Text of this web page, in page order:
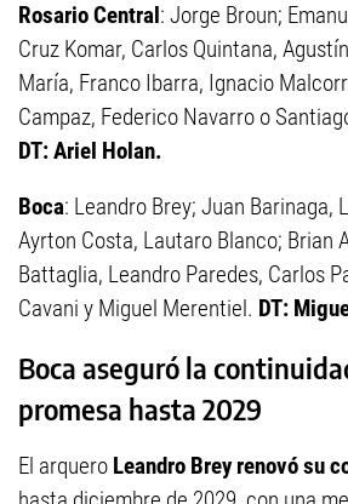
Rosario Central: Jorge Broun;
Cruz Komar, Carlos Quintana,
María, Franco Ibarra, Ignacio
Campaz, Federico Navarro o
DT: Ariel Holan.
Boca: Leandro Brey; Juan Barinaga,
Ayrton Costa, Lautaro Blanco; Brian
Battaglia, Leandro Paredes, Carlos
Cavani y Miguel Merentiel. DT:
Boca aseguró la
promesa hasta 2029
El arquero Leandro Brey renovó su